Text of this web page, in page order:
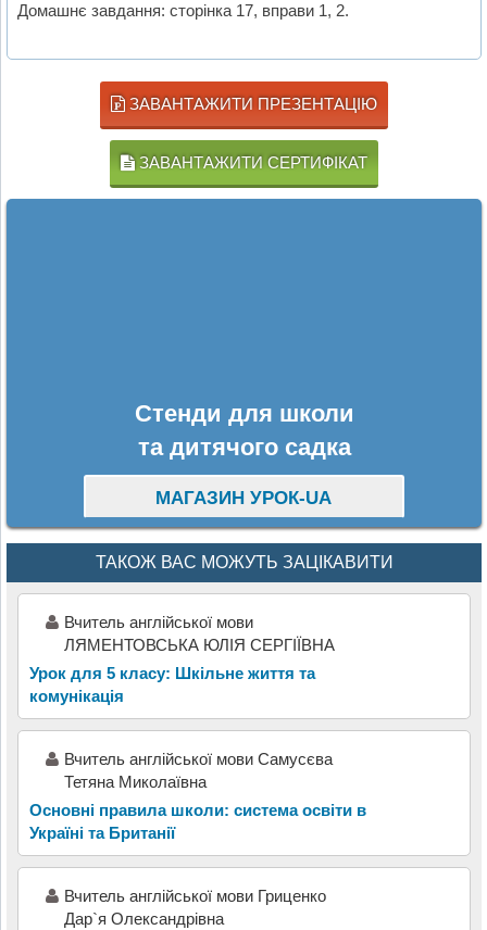
Домашнє завдання: сторінка 17, вправи 1, 2.
ЗАВАНТАЖИТИ ПРЕЗЕНТАЦІЮ
ЗАВАНТАЖИТИ СЕРТИФІКАТ
Стенди для школи
та дитячого садка
МАГАЗИН УРОК-UA
ТАКОЖ ВАС МОЖУТЬ ЗАЦІКАВИТИ
Вчитель англійської мови
ЛЯМЕНТОВСЬКА ЮЛІЯ СЕРГІЇВНА
Урок для 5 класу: Шкільне життя та
комунікація
Вчитель англійської мови Самусєва
Тетяна Миколаївна
Основні правила школи: система освіти в
Україні та Британії
Вчитель англійської мови Гриценко
Дар`я Олександрівна